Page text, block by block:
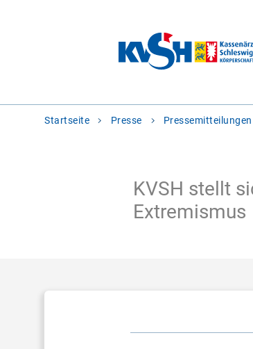
Sie
Startseite Presse Pressemitteilungen
KVSH stellt
Extremismus